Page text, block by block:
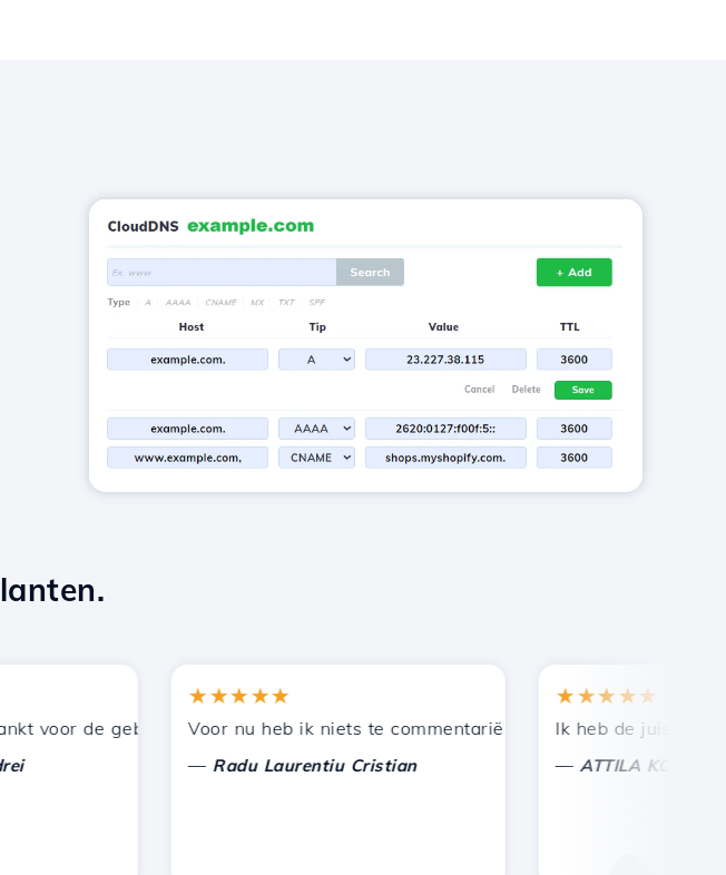
Ik heb jullie aanbevolen bij andere bekenden.
de geboden ondersteuning!
★★★★★
Voor nu heb ik niets te commentariëren, alleen om te
Radu Laurentiu Cristian
★★★★★
Ik heb de juiste keuze
ATTILA KOLES